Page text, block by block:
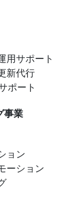
用サポート
新代行
ポート
事業
ョン
ーション